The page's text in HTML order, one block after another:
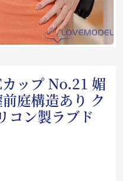
ップ No.21 媚
庭構造あり ク
コン製ラブド